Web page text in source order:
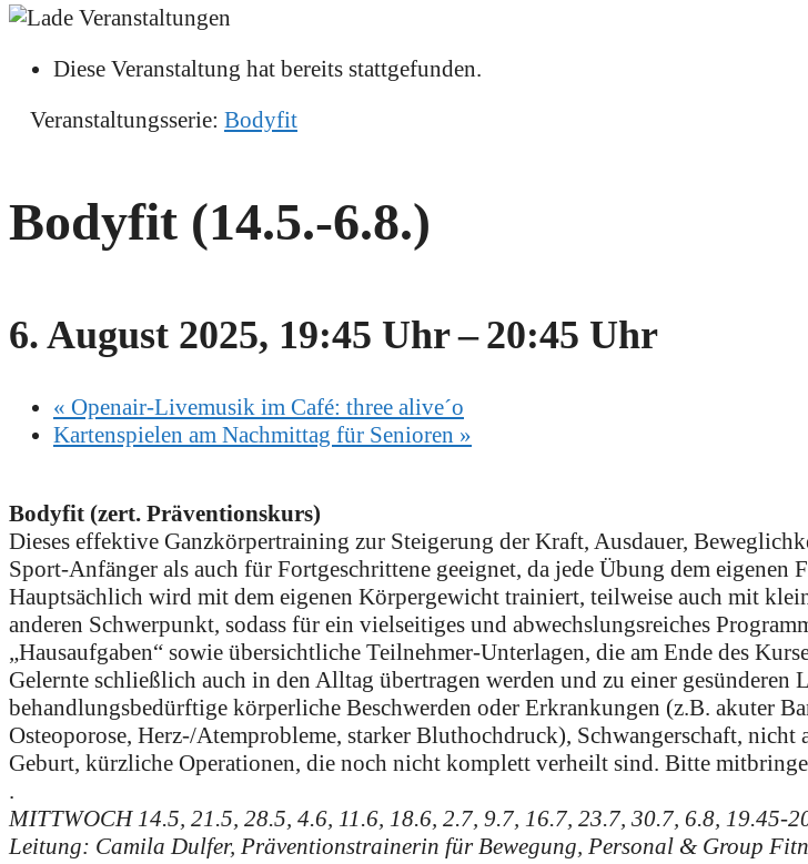
Diese Veranstaltung hat bereits stattgefunden.
Veranstaltungsserie: Bodyfit
Bodyfit (14.5.-6.8.)
6. August 2025, 19:45 Uhr–20:45 Uhr
« Openair-Livemusik im Café: three alive´o
Kartenspielen am Nachmittag für Senioren »
Bodyfit (zert. Präventionskurs)
Dieses effektive Ganzkörpertraining zur Steigerung der Kraft, Ausdauer,
Sport-Anfänger als auch für Fortgeschrittene geeignet, da jede Übung dem eigenen
Hauptsächlich wird mit dem eigenen Körpergewicht trainiert, teilweise auch mit
anderen Schwerpunkt, sodass für ein vielseitiges und abwechslungsreiches
„Hausaufgaben“ sowie übersichtliche Teilnehmer-Unterlagen, die am Ende des
Gelernte schließlich auch in den Alltag übertragen werden und zu einer
behandlungsbedürftige körperliche Beschwerden oder Erkrankungen (z.B. akuter
Osteoporose, Herz-/Atemprobleme, starker Bluthochdruck), Schwangerschaft, nicht
Geburt, kürzliche Operationen, die noch nicht komplett verheilt sind. Bitte
.
MITTWOCH 14.5, 21.5, 28.5, 4.6, 11.6, 18.6, 2.7, 9.7, 16.7, 23.7, 30.7, 6.8, 19.45-
Leitung: Camila Dulfer, Präventionstrainerin für Bewegung, Personal & Group